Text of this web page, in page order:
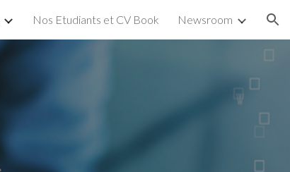
Nos Etudiants et CV Book Newsroom